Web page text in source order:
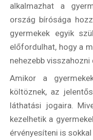
alkalmazhat a
ország bírósága
gyermekek egyik
előfordulhat, hogy a
nehezebb visszahozni
Amikor a
költöznek, az
láthatási jogaira.
kezelhetik a
érvényesíteni is